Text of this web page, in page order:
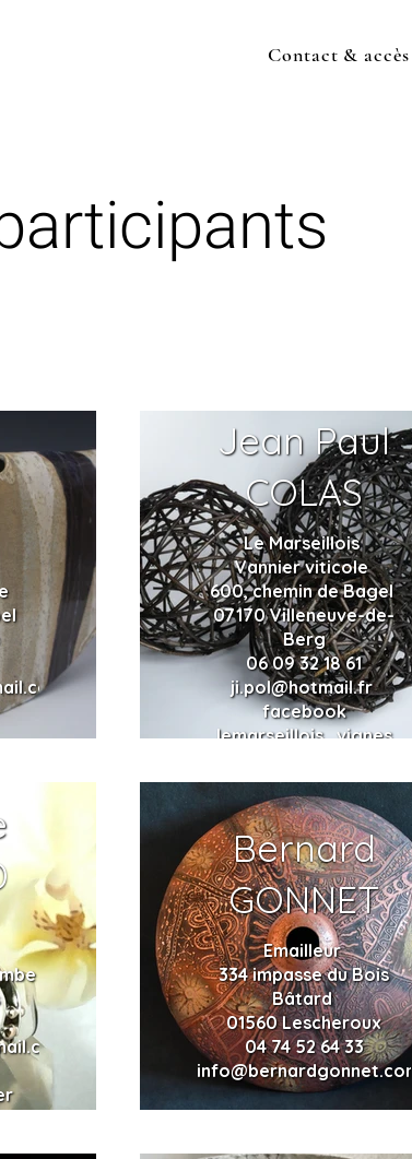
Contact & accès
Jean Paul
COLAS
Le Marseillois
Vannier viticole
600, chemin de Bagel
07170 Villeneuve-de-
Berg
06 09 32 18 61
ji.pol@hotmail.fr
facebook
lemarseillois_vignes
Bernard
GONNET
Emailleur
334 impasse du Bois
Bâtard
01560 Lescheroux
04 74 52 64 33
info@bernardgonnet.com